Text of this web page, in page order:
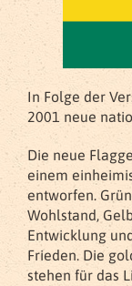
In Folge der
2001 neue
Die neue
einem
entworfen.
Wohlstand,
Entwicklung
Frieden. Die
stehen für das